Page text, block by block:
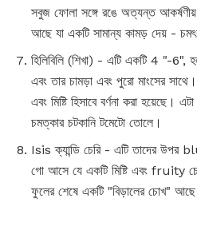
সবুজ ফোলা সঙ্গে রঙে অত্যন্ত
আছে যা একটি সামান্য কামড় দেয় -
হিলিবিলি (শিখা) - এটি একটি 4 "-6",
এবং তার চামড়া এবং পুরো মাংসের
এবং মিষ্টি হিসাবে বর্ণনা করা হয়েছে।
চমত্কার চটকানি টমেটো তোলে।
Isis ক্যান্ডি চেরি - এটি তাদের উপর
গো আসে যে একটি মিষ্টি এবং fruity
ফুলের শেষে একটি "বিড়ালের চোখ"